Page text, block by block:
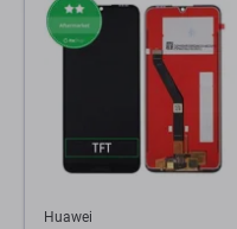
Huawei